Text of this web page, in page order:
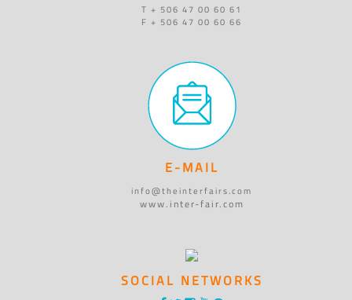
T + 506 47 00 60 61
F + 506 47 00 60 66
E-MAIL
info@theinterfairs.com
www.inter-fair.com
SOCIAL NETWORKS